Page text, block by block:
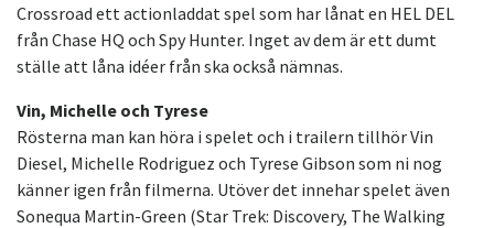
Crossroad ett actionladdat spel som har lånat en HEL DEL
från Chase HQ och Spy Hunter. Inget av dem är ett dumt
ställe att låna idéer från ska också nämnas.
Vin, Michelle och Tyrese
Rösterna man kan höra i spelet och i trailern tillhör Vin
Diesel, Michelle Rodriguez och Tyrese Gibson som ni nog
känner igen från filmerna. Utöver det innehar spelet även
Sonequa Martin-Green (Star Trek: Discovery, The Walking